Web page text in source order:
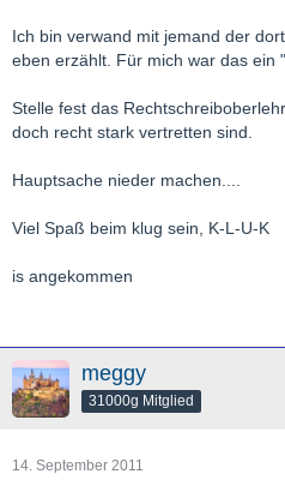
Ich bin verwand mit jemand der
eben erzählt. Für mich war das ein
Stelle fest das
doch recht stark vertretten sind.
Hauptsache nieder machen....
Viel Spaß beim klug sein, K-L-U-K
is angekommen
meggy
31000g Mitglied
14. September 2011